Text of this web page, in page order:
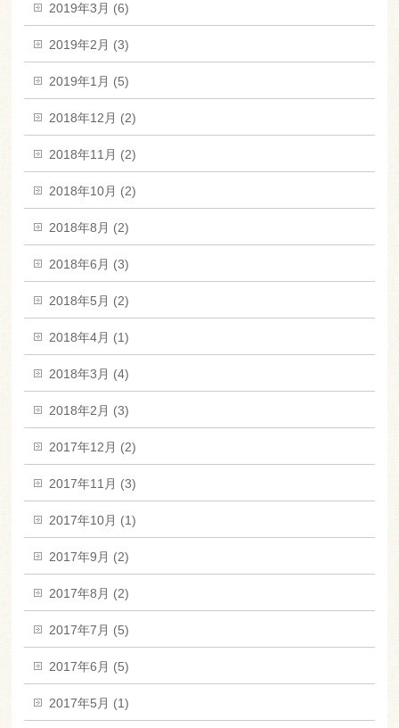
2019年3月 (6)
2019年2月 (3)
2019年1月 (5)
2018年12月 (2)
2018年11月 (2)
2018年10月 (2)
2018年8月 (2)
2018年6月 (3)
2018年5月 (2)
2018年4月 (1)
2018年3月 (4)
2018年2月 (3)
2017年12月 (2)
2017年11月 (3)
2017年10月 (1)
2017年9月 (2)
2017年8月 (2)
2017年7月 (5)
2017年6月 (5)
2017年5月 (1)